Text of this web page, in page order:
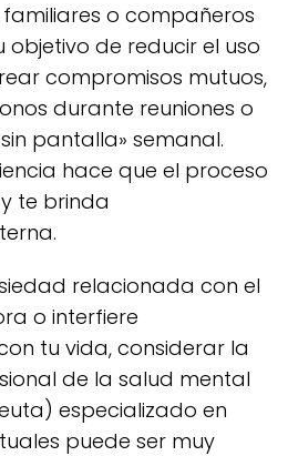
o compañeros
de reducir el uso
compromisos mutuos,
durante reuniones o
pantalla» semanal.
hace que el proceso
te brinda
relacionada con el
o interfiere
tu vida, considerar la
de la salud mental
especializado en
puede ser muy